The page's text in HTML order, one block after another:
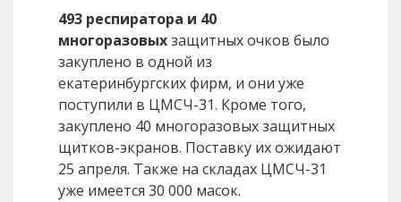
493 респиратора и 40
многоразовыхзащитных очков было
закуплено в одной из
екатеринбургских фирм, и они уже
поступили в ЦМСЧ-31. Кроме того,
закуплено 40 многоразовых защитных
щитков-экранов. Поставку их ожидают
25 апреля. Также на складах ЦМСЧ-31
уже имеется 30 000 масок.